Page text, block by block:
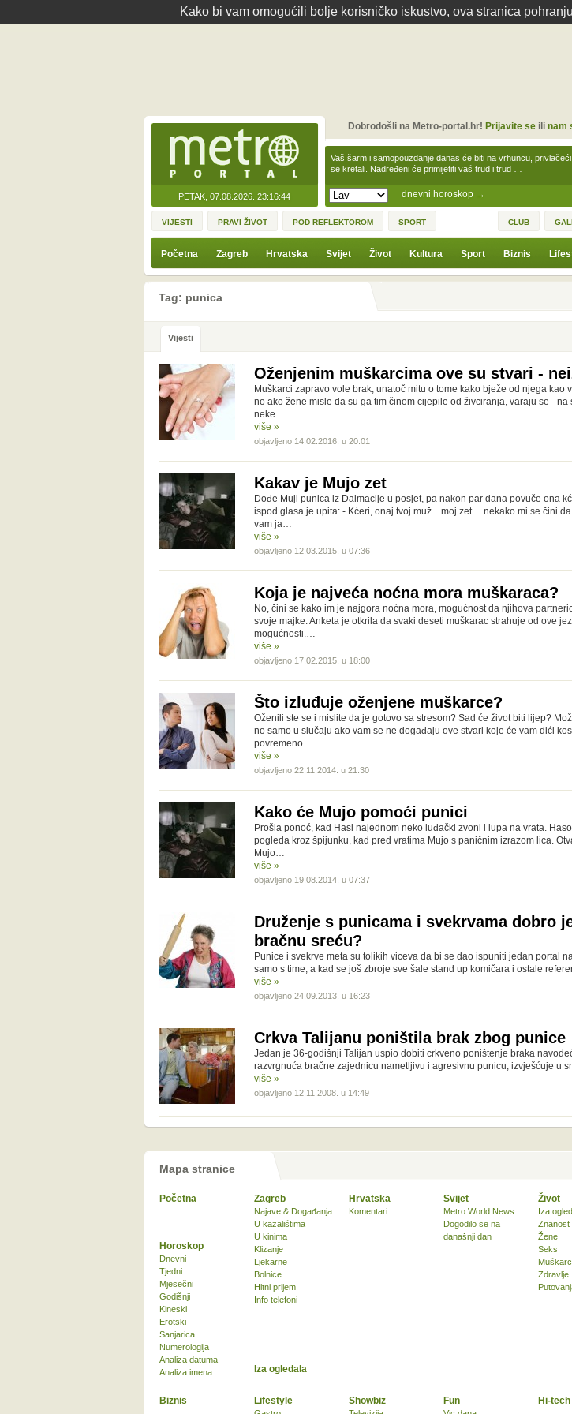
Kako bi vam omogućili bolje korisničko iskustvo, ova stranica
PETAK, 07.08.2026. 23:16:44 dnevni horoskop →
Vaš šarm i samopouzdanje danas će biti na vrhuncu,
se kretali. Nadređeni će primijetiti vaš trud i trud …
Dobrodošli na Metro-portal.hr! Prijavite seili nam
VIJESTI PRAVI ŽIVOT POD REFLEKTOROM SPORT CLUB
Početna Zagreb Hrvatska Svijet Život Kultura Sport Biznis
Tag: punica
Vijesti
Oženjenim muškarcima ove su stvari -
Muškarci zapravo vole brak, unatoč mitu o tome kako bježe od njega kao
no ako žene misle da su ga tim činom cijepile od živciranja, varaju se - na
neke…
više »
objavljeno 14.02.2016. u 20:01
Kakav je Mujo zet
Dođe Muji punica iz Dalmacije u posjet, pa nakon par dana povuče ona
ispod glasa je upita: - Kćeri, onaj tvoj muž ...moj zet ... nekako mi se čini
vam ja…
više »
objavljeno 12.03.2015. u 07:36
Koja je najveća noćna mora muškaraca?
No, čini se kako im je najgora noćna mora, mogućnost da njihova
svoje majke. Anketa je otkrila da svaki deseti muškarac strahuje od ove
mogućnosti.…
više »
objavljeno 17.02.2015. u 18:00
Što izluđuje oženjene muškarce?
Oženili ste se i mislite da je gotovo sa stresom? Sad će život biti lijep?
no samo u slučaju ako vam se ne događaju ove stvari koje će vam dići
povremeno…
više »
objavljeno 22.11.2014. u 21:30
Kako će Mujo pomoći punici
Prošla ponoć, kad Hasi najednom neko luđački zvoni i lupa na vrata.
pogleda kroz špijunku, kad pred vratima Mujo s paničnim izrazom lica.
Mujo…
više »
objavljeno 19.08.2014. u 07:37
Druženje s punicama i svekrvama dobro
bračnu sreću?
Punice i svekrve meta su tolikih viceva da bi se dao ispuniti jedan portal
samo s time, a kad se još zbroje sve šale stand up komičara i ostale
više »
objavljeno 24.09.2013. u 16:23
Crkva Talijanu poništila brak zbog punice
Jedan je 36-godišnji Talijan uspio dobiti crkveno poništenje braka
razvrgnuća bračne zajednicu nametljivu i agresivnu punicu, izvješćuje u
više »
objavljeno 12.11.2008. u 14:49
Mapa stranice
Početna Zagreb
Najave & Događanja
U kazalištima
U kinima
Klizanje
Ljekarne
Bolnice
Hitni prijem
Info telefoni
Hrvatska
Komentari
Svijet
Metro World News
Dogodilo se na
današnji dan
Život
Iza
Znanost
Žene
Seks
Zdravlje
Biznis Lifestyle Showbiz Fun
Horoskop
Dnevni
Tjedni
Mjesečni
Godišnji
Kineski
Erotski
Sanjarica
Numerologija
Analiza datuma
Analiza imena
Iza ogledala
Hi-tech